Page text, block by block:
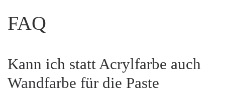
FAQ
Kann ich statt Acrylfarbe auch
Wandfarbe für die Paste